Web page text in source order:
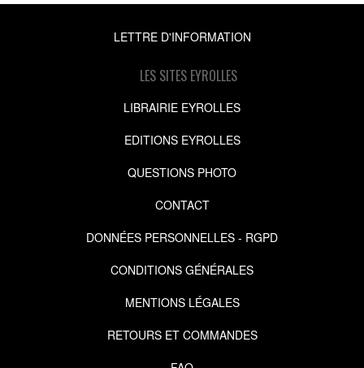
LETTRE D'INFORMATION
LES SITES EYROLLES
LIBRAIRIE EYROLLES
EDITIONS EYROLLES
QUESTIONS PHOTO
CONTACT
DONNÉES PERSONNELLES - RGPD
CONDITIONS GÉNÉRALES
MENTIONS LÉGALES
RETOURS ET COMMANDES